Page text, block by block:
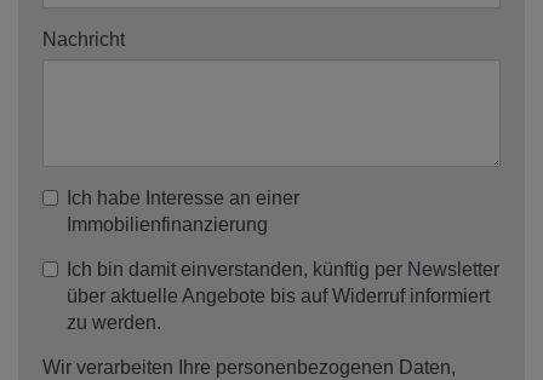
Nachricht
Ich habe Interesse an einer
Immobilienfinanzierung
Ich bin damit einverstanden, künftig per Newsletter
über aktuelle Angebote bis auf Widerruf informiert
zu werden.
Wir verarbeiten Ihre personenbezogenen Daten,